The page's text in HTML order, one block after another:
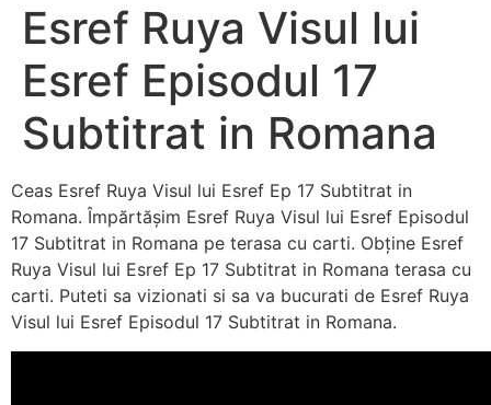
Esref Ruya Visul lui
Esref Episodul 17
Subtitrat in Romana
Ceas Esref Ruya Visul lui Esref Ep 17 Subtitrat in
Romana. Împărtășim Esref Ruya Visul lui Esref Episodul
17 Subtitrat in Romana pe terasa cu carti. Obține Esref
Ruya Visul lui Esref Ep 17 Subtitrat in Romana terasa cu
carti. Puteti sa vizionati si sa va bucurati de Esref Ruya
Visul lui Esref Episodul 17 Subtitrat in Romana.